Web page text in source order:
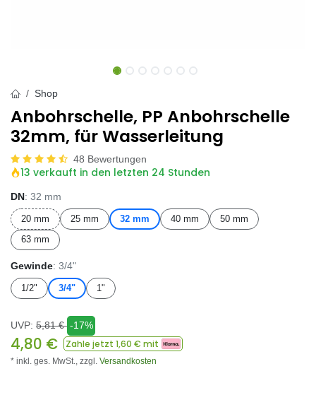
Shop
Anbohrschelle, PP Anbohrschelle
32mm, für Wasserleitung
48 Bewertungen
13 verkauft in den letzten 24 Stunden
DN: 32 mm
20 mm 25 mm 32 mm 40 mm
50 mm
63 mm
Gewinde: 3/4"
1/2" 3/4" 1"
UVP: 5,81€ -17%
4,80 € Zahle jetzt 1,60 € mit
* inkl. ges. MwSt., zzgl. Versandkosten